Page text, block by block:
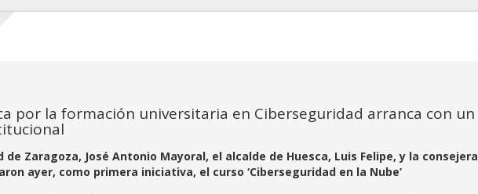
por la formación universitaria en Ciberseguridad arranca con un
de Zaragoza, José Antonio Mayoral, el alcalde de Huesca, Luis Felipe, y la consejera
ayer, como primera iniciativa, el curso ‘Ciberseguridad en la Nube’